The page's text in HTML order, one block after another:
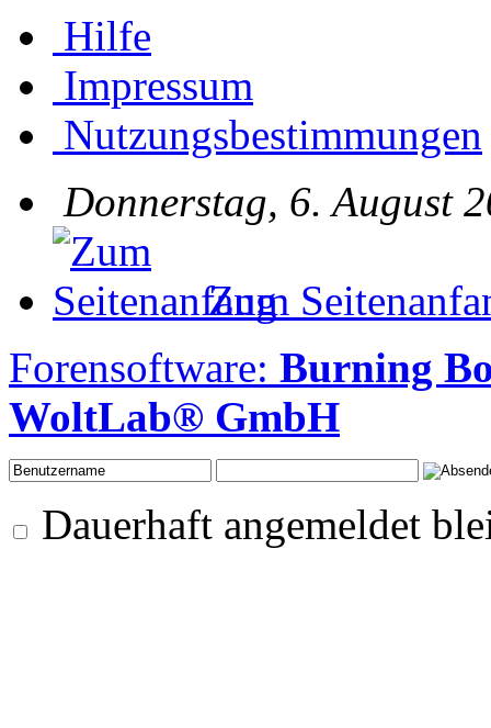
Hilfe
Impressum
Nutzungsbestimmungen
Donnerstag, 6. August
Zum
Forensoftware: Burning
WoltLab® GmbH
Dauerhaft angemeldet